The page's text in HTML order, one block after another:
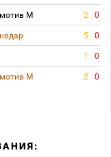
М 2 0
5 0
1 0
М 2 0